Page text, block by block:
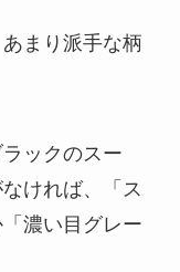
まり派手な柄
ックのスー
ければ、「ス
濃い目グレー